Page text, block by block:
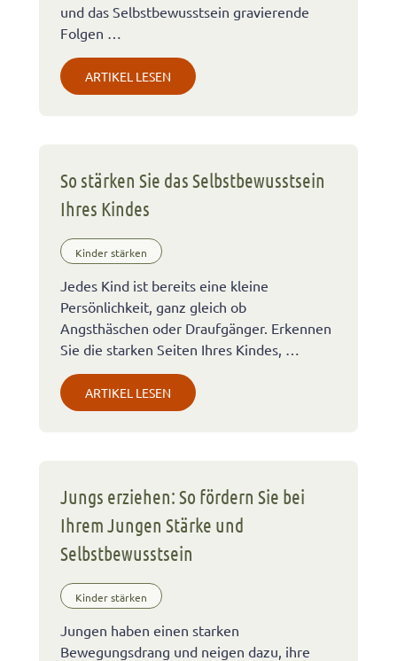
und das Selbstbewusstsein gravierende
Folgen …
ARTIKEL LESEN
So stärken Sie das Selbstbewusstsein
Ihres Kindes
Kinder stärken
Jedes Kind ist bereits eine kleine
Persönlichkeit, ganz gleich ob
Angsthäschen oder Draufgänger. Erkennen
Sie die starken Seiten Ihres Kindes, …
ARTIKEL LESEN
Jungs erziehen: So fördern Sie bei
Ihrem Jungen Stärke und
Selbstbewusstsein
Kinder stärken
Jungen haben einen starken
Bewegungsdrang und neigen dazu, ihre